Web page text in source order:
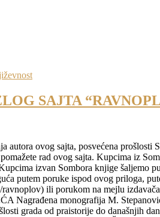
SAJTA
autora ovog sajta, posvećena
rad ovog sajta. Kupcima iz
izvan Sombora knjige šaljemo
putem poruke ispod ovog priloga,
ravnoplov) ili porukom na mejlu
Nagrađena monografija M.
grada od praistorije do današnjih